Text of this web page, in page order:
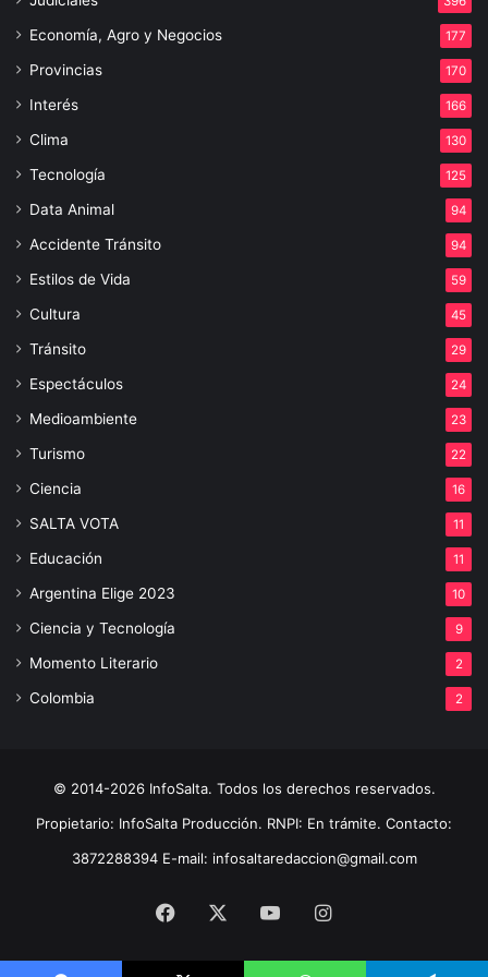
Economía, Agro y Negocios 177
Provincias 170
Interés 166
Clima 130
Tecnología 125
Data Animal 94
Accidente Tránsito 94
Estilos de Vida 59
Cultura 45
Tránsito 29
Espectáculos 24
Medioambiente 23
Turismo 22
Ciencia 16
SALTA VOTA 11
Educación 11
Argentina Elige 2023 10
Ciencia y Tecnología 9
Momento Literario 2
Colombia 2
© 2014-2026 InfoSalta. Todos los derechos reservados.
Propietario: InfoSalta Producción. RNPI: En trámite. Contacto:
3872288394 E-mail: infosaltaredaccion@gmail.com
Facebook YouTubeInstagram